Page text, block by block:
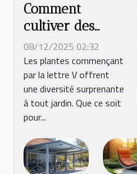
Comment
cultiver des
plantes
commençant
par V dans
votre jardin ?
08/12/2025 02:32
Les plantes commençant
par la lettre V offrent
une diversité surprenante
à tout jardin. Que ce soit
pour...